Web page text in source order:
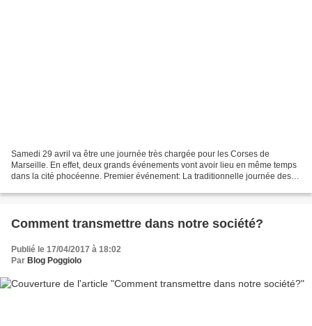
Samedi 29 avril va être une journée très chargée pour les Corses de
Marseille. En effet, deux grands événements vont avoir lieu en même temps
dans la cité phocéenne. Premier événement: La traditionnelle journée des
Comment transmettre dans notre société?
Publié le 17/04/2017 à 18:02
Par Blog Poggiolo